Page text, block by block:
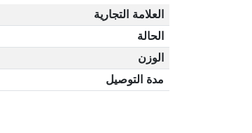
العلامة التجارية
الحالة
الوزن
مدة التوصيل